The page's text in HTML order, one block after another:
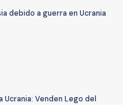
debido a guerra en Ucrania
Venden Lego del